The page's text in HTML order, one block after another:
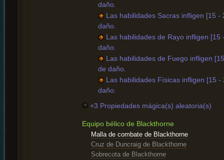
daño.
Las habilidades Sacras infligen [15 -
daño.
Las habilidades de Rayo infligen [15
daño.
Las habilidades de Fuego infligen
de daño.
Las habilidades Físicas infligen [15 -
daño.
+3 Propiedades mágica(s) aleatoria(s)
Equipo bélico de Blackthorne
Malla de combate de Blackthorne
Cruz de Duncraig de Blackthorne
Sobrecota de Blackthorne